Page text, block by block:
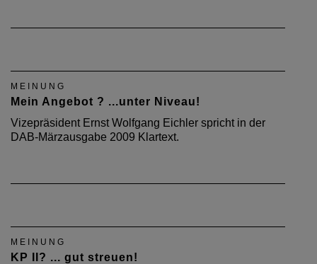
MEINUNG
Mein Angebot ? ...unter Niveau!
Vizepräsident Ernst Wolfgang Eichler spricht in der
DAB-Märzausgabe 2009 Klartext.
MEINUNG
KP II? ... gut streuen!